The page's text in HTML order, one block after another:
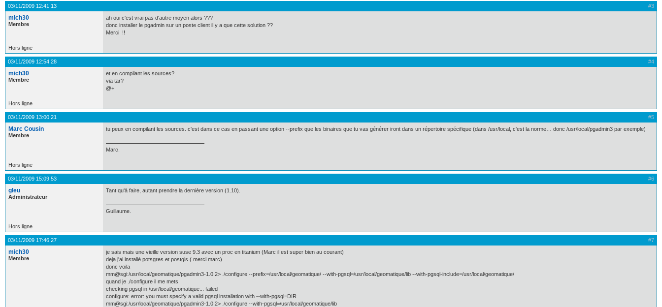
#3
03/11/2009 12:41:13
mich30
Membre
ah oui c'est vrai pas d'autre moyen alors ???
donc installer le pgadmin sur un poste client il y a que cette solution ??
Merci !!
Hors ligne
#4
03/11/2009 12:54:28
mich30
Membre
et en compilant les sources?
via tar?
@+
Hors ligne
#5
03/11/2009 13:00:21
Marc Cousin
Membre
tu peux en compilant les sources. c'est dans ce cas en passant une option --prefix que les binaires que tu vas générer iront dans un répertoire spécifique (dans /usr/local, c'est la norme… donc /usr/local/pgadmin3 par exemple)
Marc.
Hors ligne
#6
03/11/2009 15:09:53
gleu
Administrateur
Tant qu'à faire, autant prendre la dernière version (1.10).
Guillaume.
Hors ligne
#7
03/11/2009 17:46:27
mich30
Membre
je sais mais une vieille version suse 9.3 avec un proc en titanium (Marc il est super bien au courant)
deja j'ai installé potsgres et postgis ( merci marc)
donc voila
mm@sgi:/usr/local/geomatique/pgadmin3-1.0.2> ./configure --prefix=/usr/local/geomatique/ --with-pgsql=/usr/local/geomatique/lib --with-pgsql-include=/usr/local/geomatique/
quand je ./configure il me mets
checking pgsql in /usr/local/geomatique... failed
configure: error: you must specify a valid pgsql installation with --with-pgsql=DIR
mm@sgi:/usr/local/geomatique/pgadmin3-1.0.2> ./configure --with-pgsql=/usr/local/geomatique/lib